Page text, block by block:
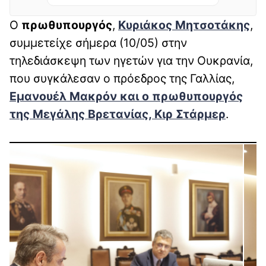
Ο πρωθυπουργός, Κυριάκος Μητσοτάκης,
συμμετείχε σήμερα (10/05) στην
τηλεδιάσκεψη των ηγετών για την Ουκρανία,
που συγκάλεσαν ο πρόεδρος της Γαλλίας,
Εμανουέλ Μακρόν και ο πρωθυπουργός
της Μεγάλης Βρετανίας, Κιρ Στάρμερ.